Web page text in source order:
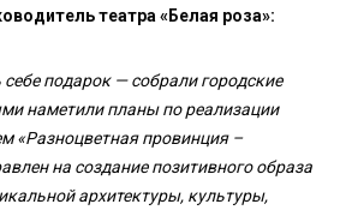
театра «Белая роза»:
подарок — собрали городские
наметили планы по реализации
«Разноцветная провинция –
на создание позитивного образа
архитектуры, культуры,